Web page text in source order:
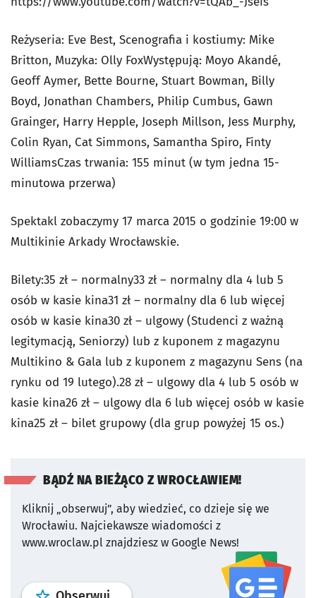
Reżyseria: Eve Best, Scenografia i kostiumy: Mike
Britton, Muzyka: Olly FoxWystępują: Moyo Akandé,
Geoff Aymer, Bette Bourne, Stuart Bowman, Billy
Boyd, Jonathan Chambers, Philip Cumbus, Gawn
Grainger, Harry Hepple, Joseph Millson, Jess Murphy,
Colin Ryan, Cat Simmons, Samantha Spiro, Finty
WilliamsCzas trwania: 155 minut (w tym jedna 15-
minutowa przerwa)
Spektakl zobaczymy 17 marca 2015 o godzinie 19:00 w
Multikinie Arkady Wrocławskie.
Bilety:35 zł – normalny33 zł – normalny dla 4 lub 5
osób w kasie kina31 zł – normalny dla 6 lub więcej
osób w kasie kina30 zł – ulgowy (Studenci z ważną
legitymacją, Seniorzy) lub z kuponem z magazynu
Multikino & Gala lub z kuponem z magazynu Sens (na
rynku od 19 lutego).28 zł – ulgowy dla 4 lub 5 osób w
kasie kina26 zł – ulgowy dla 6 lub więcej osób w kasie
kina25 zł – bilet grupowy (dla grup powyżej 15 os.)
BĄDŹ NA BIEŻĄCO Z WROCŁAWIEM!
Kliknij „obserwuj”, aby wiedzieć, co dzieje się we
Wrocławiu. Najciekawsze wiadomości z
www.wroclaw.pl znajdziesz w Google News!